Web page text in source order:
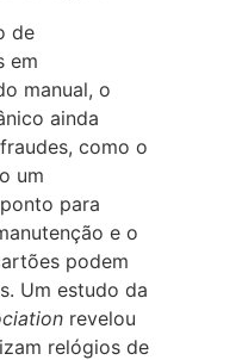
de
em
manual, o
ainda
como o
um
para
e o
podem
Um estudo da
revelou
relógios de